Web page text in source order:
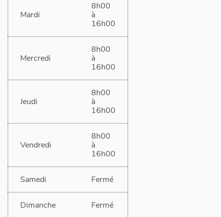
Mardi
8h00
à
16h00
Mercredi
8h00
à
16h00
Jeudi
8h00
à
16h00
Vendredi
8h00
à
16h00
Samedi Fermé
Dimanche Fermé